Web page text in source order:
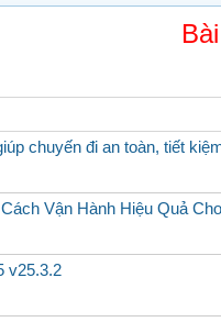
chuyến đi an toàn, tiết
Vận Hành Hiệu Quả
v25.3.2